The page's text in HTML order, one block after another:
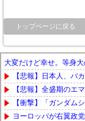
トップページに戻る
大変だけど幸せ。等身大
【悲報】日本人、バ
【悲報】全盛期のエ
【衝撃】「ガンダム
ヨーロッパが右翼政